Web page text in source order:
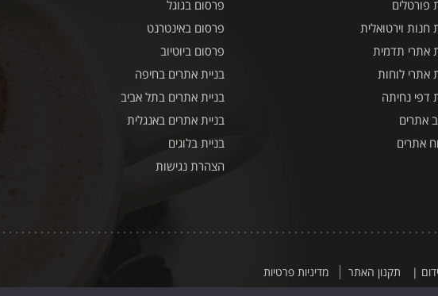
פורטלים
חנות וירטואלית
אתרי תדמית
אתרי לוחות
דפי נחיתה
אתרים
אתרים
פרסום בגוגל
פרסום באינטרנט
פרסום ביוטיוב
בניית אתרים בחיפה
בניית אתרים בתל אביב
בניית אתרים באנגלית
בניית בלוגים
הצהרת נגישות
| תקנון האתר מדיניות פרטיות